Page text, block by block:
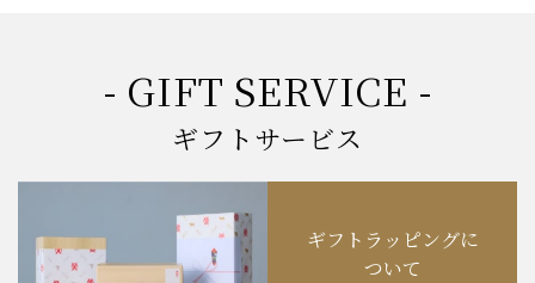
- GIFT SERVICE -
ギフトサービス
ギフトラッピングに
ついて